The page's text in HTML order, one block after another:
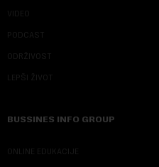
VIDEO
PODCAST
ODRŽIVOST
LEPŠI ŽIVOT
BUSSINES INFO GROUP
ONLINE EDUKACIJE